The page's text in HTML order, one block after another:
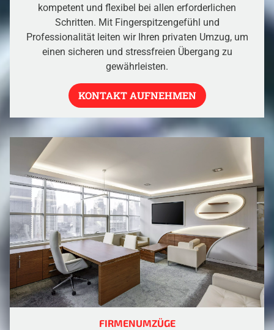
kompetent und flexibel bei allen erforderlichen
Schritten. Mit Fingerspitzengefühl und
Professionalität leiten wir Ihren privaten Umzug, um
einen sicheren und stressfreien Übergang zu
gewährleisten.
KONTAKT AUFNEHMEN
FIRMENUMZÜGE